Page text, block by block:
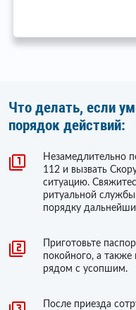
Что делать, если
порядок действий:
Незамедлительно
112 и вызвать
ситуацию.
ритуальной
порядку
Приготовьте
покойного, а
рядом с усопшим.
После приезда